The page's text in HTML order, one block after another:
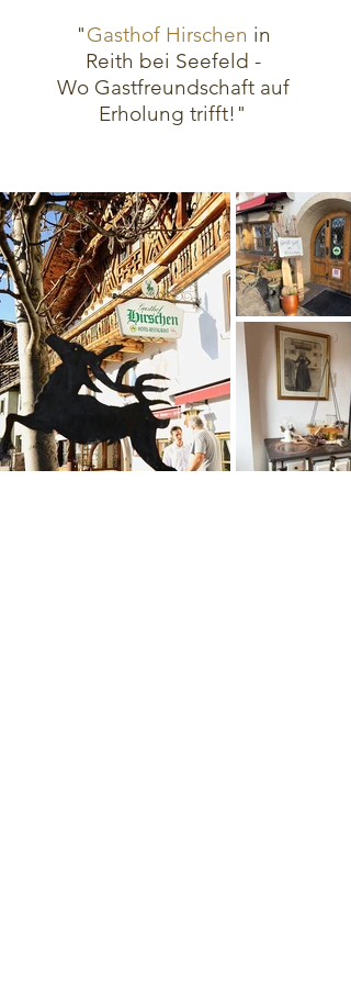
"Gasthof Hirschen in
Reith bei Seefeld -
Wo Gastfreundschaft auf
Erholung trifft!"